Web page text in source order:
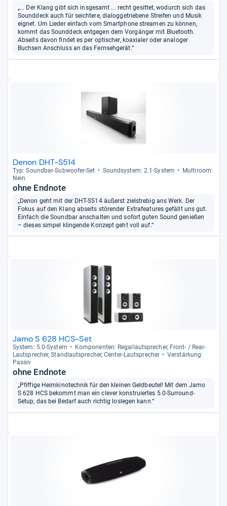
„... Der Klang gibt sich insgesamt ... recht gesittet, wodurch sich das
Sounddeck auch für seichtere, dialoggetriebene Streifen und Musik
eignet. Um Lieder einfach vom Smartphone streamen zu können,
kommt das Sounddeck entgegen dem Vorgänger mit Bluetooth.
Abseits davon findet es per optischer, koaxialer oder analoger
Buchsen Anschluss an das Fernsehgerät.“
Denon DHT-S514
Typ: Sound­bar-​Sub­woofer-​Set Sound­sys­tem: 2.1-​Sys­tem
Mul­ti­room:
Nein
ohne Endnote
„Denon geht mit der DHT-S514 äußerst zielstrebig ans Werk. Der
Fokus auf den Klang abseits störender Extrafeatures gefällt uns gut.
Einfach die Soundbar anschalten und sofort guten Sound genießen
– dieses simpel klingende Konzept geht voll auf.“
Jamo S 628 HCS-Set
Sys­tem: 5.0-​Sys­tem
Kom­po­nen­ten: Regal­laut­spre­cher, Front-​ / Rear-​
Laut­spre­cher, Stand­laut­spre­cher, Cen­ter-​Laut­spre­cher
Ver­stär­kung:
Pas­siv
ohne Endnote
„Pfiffige Heimkinotechnik für den kleinen Geldbeutel! Mit dem Jamo
S 628 HCS bekommt man ein clever konstruiertes 5.0-Surround-
Setup, das bei Bedarf auch richtig loslegen kann.“